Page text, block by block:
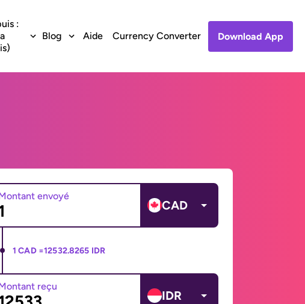
:
Blog Aide Currency Converter Download App
envoyé
CAD
1 CAD =12532.8265 IDR
reçu
IDR